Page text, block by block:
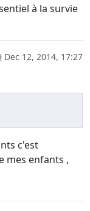
à la survie
Dec 12, 2014, 17:27
c'est
mes enfants ,